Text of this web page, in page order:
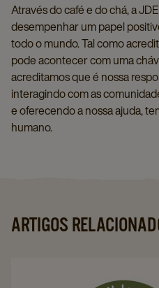
Através do café e do chá, a
desempenhar um papel
todo o mundo. Tal como
pode acontecer com uma
acreditamos que é nossa
interagindo com as
e oferecendo a nossa ajuda,
humano.
ARTIGOS